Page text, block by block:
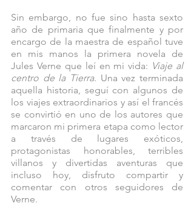
Sin embargo, no fue sino hasta sexto
año de primaria que finalmente y por
encargo de la maestra de español tuve
en mis manos la primera novela de
Jules Verne que leí en mi vida: Viaje al
centro de la Tierra. Una vez terminada
aquella historia, seguí con algunos de
los viajes extraordinarios y así el francés
se convirtió en uno de los autores que
marcaron mi primera etapa como lector
a través de lugares exóticos,
protagonistas honorables, terribles
villanos y divertidas aventuras que
incluso hoy, disfruto compartir y
comentar con otros seguidores de
Verne.